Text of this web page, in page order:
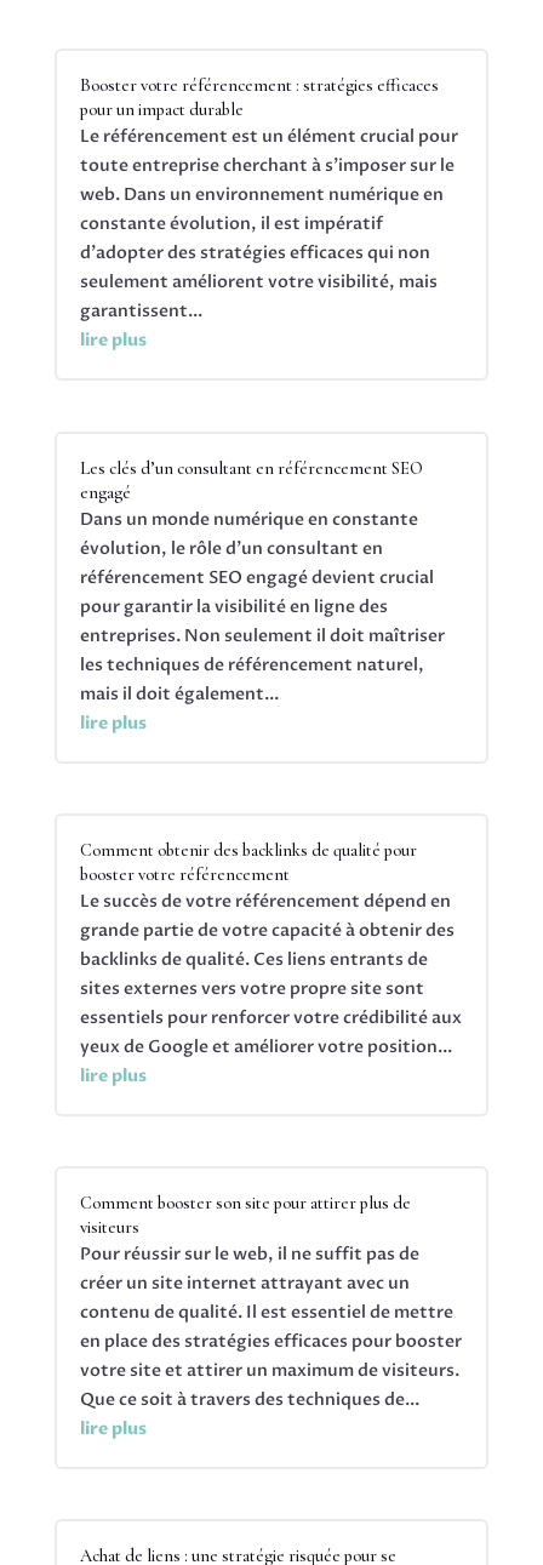
Booster votre référencement : stratégies efficaces
pour un impact durable
Le référencement est un élément crucial pour
toute entreprise cherchant à s'imposer sur le
web. Dans un environnement numérique en
constante évolution, il est impératif
d'adopter des stratégies efficaces qui non
seulement améliorent votre visibilité, mais
garantissent...
lire plus
Les clés d’un consultant en référencement SEO
engagé
Dans un monde numérique en constante
évolution, le rôle d'un consultant en
référencement SEO engagé devient crucial
pour garantir la visibilité en ligne des
entreprises. Non seulement il doit maîtriser
les techniques de référencement naturel,
mais il doit également...
lire plus
Comment obtenir des backlinks de qualité pour
booster votre référencement
Le succès de votre référencement dépend en
grande partie de votre capacité à obtenir des
backlinks de qualité. Ces liens entrants de
sites externes vers votre propre site sont
essentiels pour renforcer votre crédibilité aux
yeux de Google et améliorer votre position...
lire plus
Comment booster son site pour attirer plus de
visiteurs
Pour réussir sur le web, il ne suffit pas de
créer un site internet attrayant avec un
contenu de qualité. Il est essentiel de mettre
en place des stratégies efficaces pour booster
votre site et attirer un maximum de visiteurs.
Que ce soit à travers des techniques de...
lire plus
Achat de liens : une stratégie risquée pour se